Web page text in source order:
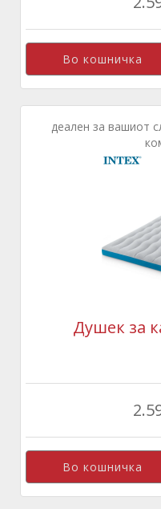
деален за вашиот
Душек за